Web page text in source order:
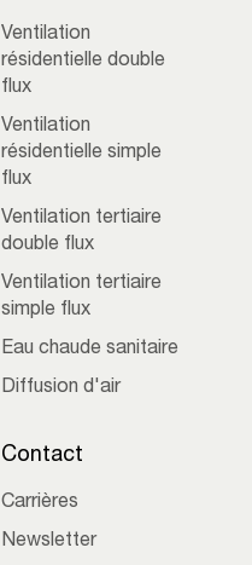
Ventilation
résidentielle double
flux
Ventilation
résidentielle simple
flux
Ventilation tertiaire
double flux
Ventilation tertiaire
simple flux
Eau chaude sanitaire
Diffusion d'air
Contact
Carrières
Newsletter